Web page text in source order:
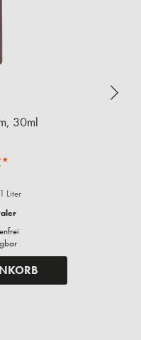
30ml
Liter